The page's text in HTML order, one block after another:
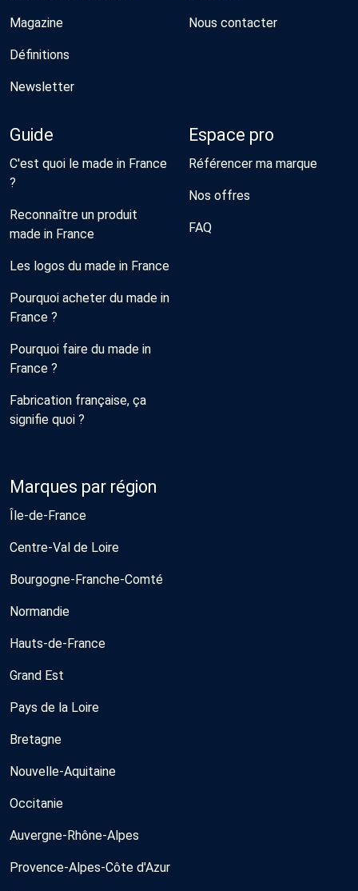
Magazine
Définitions
Newsletter
Nous contacter
Guide
C'est quoi le made in France
?
Reconnaître un produit
made in France
Les logos du made in France
Pourquoi acheter du made in
France ?
Pourquoi faire du made in
France ?
Fabrication française, ça
signifie quoi ?
Espace pro
Référencer ma marque
Nos offres
FAQ
Marques par région
Île-de-France
Centre-Val de Loire
Bourgogne-Franche-Comté
Normandie
Hauts-de-France
Grand Est
Pays de la Loire
Bretagne
Nouvelle-Aquitaine
Occitanie
Auvergne-Rhône-Alpes
Provence-Alpes-Côte d'Azur